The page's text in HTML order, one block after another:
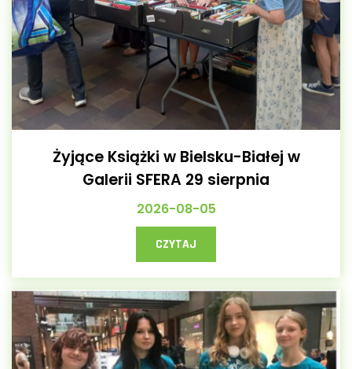
Żyjące Książki w Bielsku-Białej w
Galerii SFERA 29 sierpnia
2026-08-05
CZYTAJ